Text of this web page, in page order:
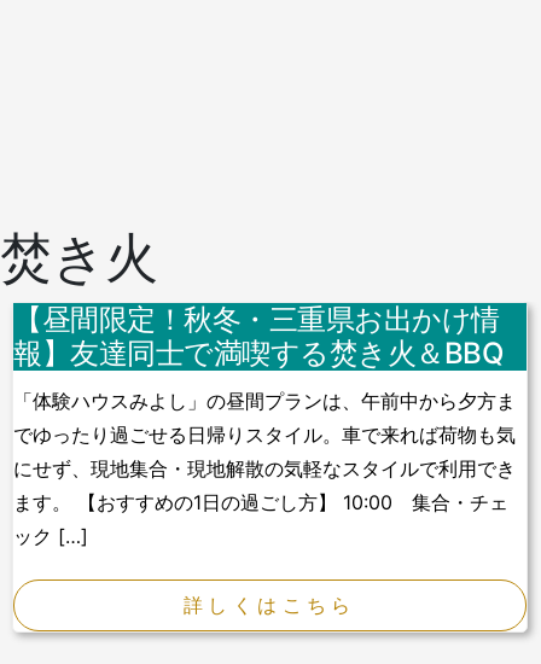
焚き火
【昼間限定！秋冬・三重県お出かけ情
報】友達同士で満喫する焚き火＆BBQ
「体験ハウスみよし」の昼間プランは、午前中から夕方ま
でゆったり過ごせる日帰りスタイル。車で来れば荷物も気
にせず、現地集合・現地解散の気軽なスタイルで利用でき
ます。 【おすすめの1日の過ごし方】 10:00 集合・チェ
ック […]
詳しくはこちら